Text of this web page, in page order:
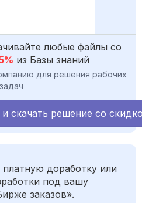
любые файлы со
из Базы знаний
для решения рабочих
задач
скачать решение со
доработку или
под вашу
заказов».